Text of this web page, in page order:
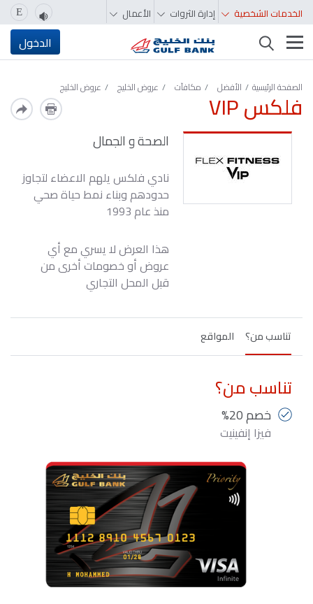
الخدمات الشخصية إدارة الثروات الأعمال E
تغيير التصفّح الدخول
الصفحة الرئيسية الأفضل مكافآت عروض الخليج عروض الخليج
فلكس VIP
الصحة و الجمال
نادي فلكس يلهم الاعضاء لتجاوز
حدودهم وبناء نمط حياة صحي
منذ عام 1993
هذا العرض لا يسري مع أي
عروض أو خصومات أخرى من
قبل المحل التجاري
تناسب من؟ المواقع
تناسب من؟
خصم 20%
فيزا إنفينيت